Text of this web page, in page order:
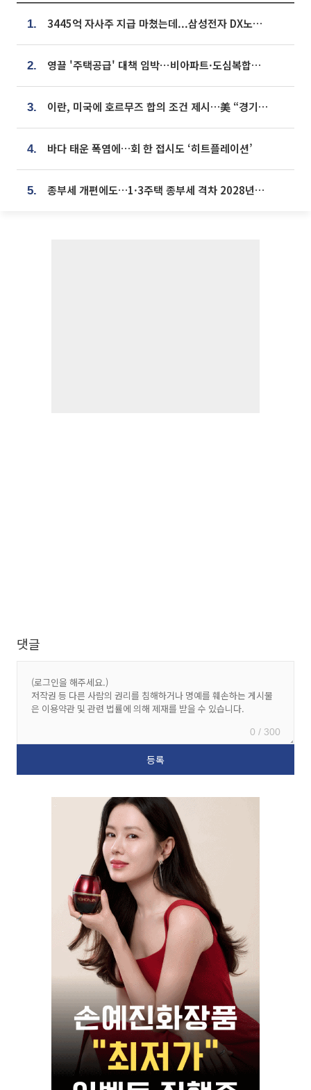
1. 3445억 자사주 지급 마쳤는데...삼성전자 DX노조, 뒤늦은 '떼쓰기 집회'
2. 영끌 '주택공급' 대책 임박⋯비아파트·도심복합까지 총동원
3. 이란, 미국에 호르무즈 합의 조건 제시…美 “경기 아직 안 끝나” [종합]
4. 바다 태운 폭염에…회 한 접시도 ‘히트플레이션’
5. 종부세 개편에도…1·3주택 종부세 격차 2028년부터 확대
댓글
0 / 300